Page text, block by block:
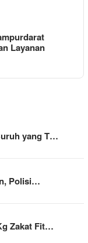
Layanan
yang T…
Polisi…
Zakat Fit…